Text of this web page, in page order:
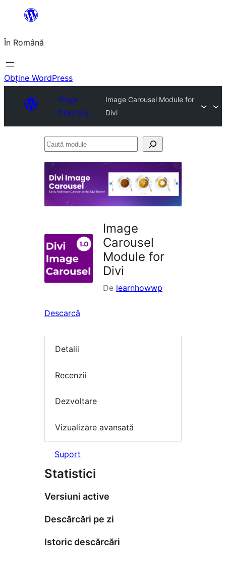
conținut
În Română
Obține WordPress
Plugin
Directory
Image Carousel Module for
Divi
Caută
Image
Carousel
Module for
Divi
De learnhowwp
Descarcă
Detalii
Recenzii
Dezvoltare
Vizualizare avansată
Suport
Statistici
Versiuni active
Descărcări pe zi
Istoric descărcări